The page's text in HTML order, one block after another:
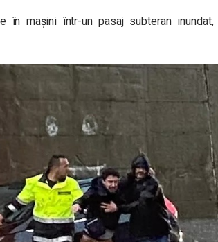
în mașini într-un pasaj subteran